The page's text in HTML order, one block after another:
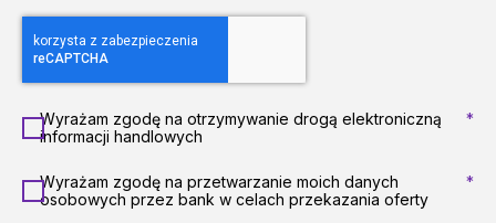
Wyrażam zgodę na otrzymywanie drogą elektroniczną
informacji handlowych
*
Wyrażam zgodę na przetwarzanie moich danych
osobowych przez bank w celach przekazania oferty
*